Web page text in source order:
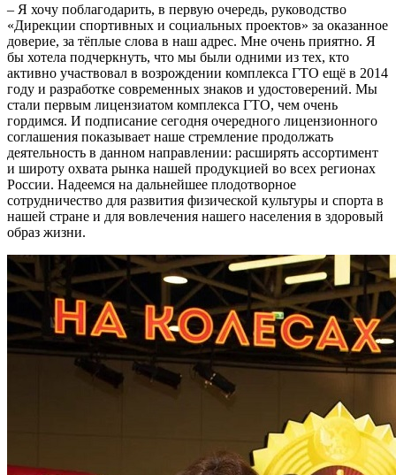
– Я хочу поблагодарить, в первую очередь, руководство
«Дирекции спортивных и социальных проектов» за оказанное
доверие, за тёплые слова в наш адрес. Мне очень приятно. Я
бы хотела подчеркнуть, что мы были одними из тех, кто
активно участвовал в возрождении комплекса ГТО ещё в 2014
году и разработке современных знаков и удостоверений. Мы
стали первым лицензиатом комплекса ГТО, чем очень
гордимся. И подписание сегодня очередного лицензионного
соглашения показывает наше стремление продолжать
деятельность в данном направлении: расширять ассортимент
и широту охвата рынка нашей продукцией во всех регионах
России. Надеемся на дальнейшее плодотворное
сотрудничество для развития физической культуры и спорта в
нашей стране и для вовлечения нашего населения в здоровый
образ жизни.